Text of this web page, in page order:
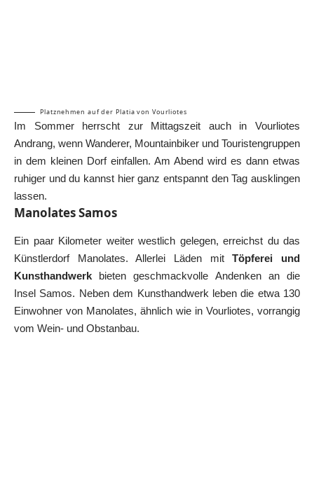
Platznehmen auf der Platia von Vourliotes
Im Sommer herrscht zur Mittagszeit auch in Vourliotes
Andrang, wenn Wanderer, Mountainbiker und Touristengruppen
in dem kleinen Dorf einfallen. Am Abend wird es dann etwas
ruhiger und du kannst hier ganz entspannt den Tag ausklingen
lassen.
Manolates Samos
Ein paar Kilometer weiter westlich gelegen, erreichst du das
Künstlerdorf Manolates. Allerlei Läden mitTöpferei und
Kunsthandwerk bieten geschmackvolle Andenken an die
Insel Samos. Neben dem Kunsthandwerk leben die etwa 130
Einwohner von Manolates, ähnlich wie in Vourliotes, vorrangig
vom Wein- und Obstanbau.